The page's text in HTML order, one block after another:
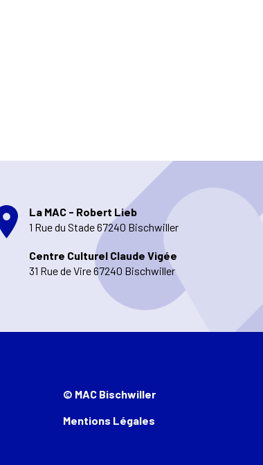
La MAC - Robert Lieb
1 Rue du Stade 67240 Bischwiller
Centre Culturel Claude Vigée
31 Rue de Vire 67240 Bischwiller
© MAC Bischwiller
Mentions Légales